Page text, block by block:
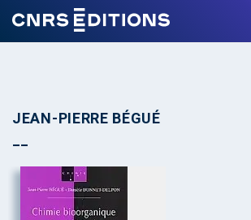
JEAN-PIERRE BÉGUÉ